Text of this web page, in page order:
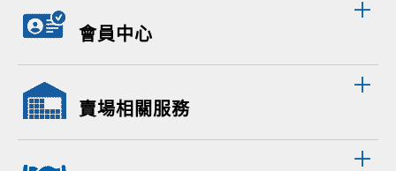
會員中心
賣場相關服務